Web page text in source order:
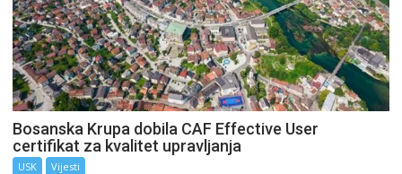
Bosanska Krupa dobila CAF Effective User
certifikat za kvalitet upravljanja
USK Vijesti